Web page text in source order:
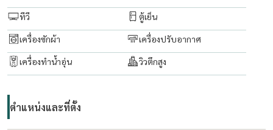
ทีวี ตู้เย็น
เครื่องซักผ้า เครื่องปรับอากาศ
เครื่องทำน้ำอุ่น วิวตึกสูง
ตำแหน่งและที่ตั้ง